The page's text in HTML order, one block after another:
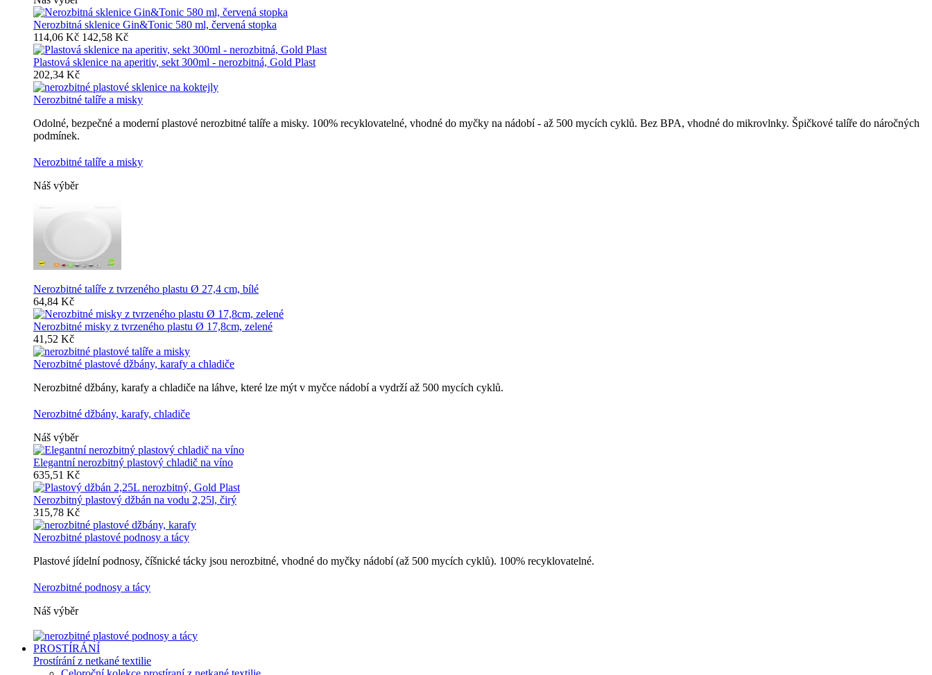
Nerozbitná sklenice Gin&Tonic 580 ml, červená stopka
114,06 Kč 142,58 Kč
Plastová sklenice na aperitiv, sekt 300ml - nerozbitná, Gold Plast
202,34 Kč
Nerozbitné talíře a misky
Odolné, bezpečné a moderní plastové nerozbitné talíře a misky. 100% recyklovatelné, vhodné do myčky na nádobí - až 500 mycích cyklů. Bez BPA, vhodné do mikrovlnky. Špičkové talíře do náročných
podmínek.
Nerozbitné talíře a misky
Náš výběr
Nerozbitné talíře z tvrzeného plastu Ø 27,4 cm, bílé
64,84 Kč
Nerozbitné misky z tvrzeného plastu Ø 17,8cm, zelené
41,52 Kč
Nerozbitné plastové džbány, karafy a chladiče
Nerozbitné džbány, karafy a chladiče na láhve, které lze mýt v myčce nádobí a vydrží až 500 mycích cyklů.
Nerozbitné džbány, karafy, chladiče
Náš výběr
Elegantní nerozbitný plastový chladič na víno
635,51 Kč
Nerozbitný plastový džbán na vodu 2,25l, čirý
315,78 Kč
Nerozbitné plastové podnosy a tácy
Plastové jídelní podnosy, číšnické tácky jsou nerozbitné, vhodné do myčky nádobí (až 500 mycích cyklů). 100% recyklovatelné.
Nerozbitné podnosy a tácy
Náš výběr
PROSTÍRÁNÍ
Prostírání z netkané textilie